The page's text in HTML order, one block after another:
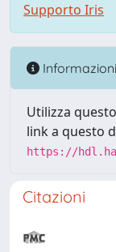
Supporto Iris
Informazioni
Utilizza
link a questo
https://
Citazioni